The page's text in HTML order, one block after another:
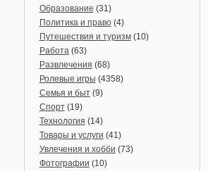
Образование (31)
Политика и право(4)
Путешествия и туризм(10)
Работа(63)
Развлечения (68)
Ролевые игры (4358)
Семья и быт(9)
Спорт(19)
Технология (14)
Товары и услуги (41)
Увлечения и хобби (73)
Фотографии (10)